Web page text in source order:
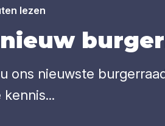
lezen
nieuw
ons nieuwste